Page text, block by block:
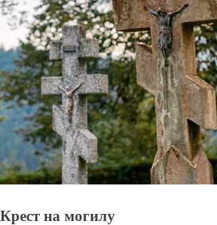
Крест на могилу